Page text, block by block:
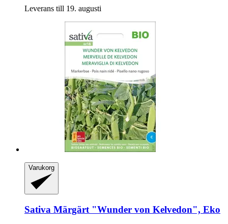
Leverans till 19. augusti
Varukorg
Sativa Märgärt "Wunder von Kelvedon", Eko